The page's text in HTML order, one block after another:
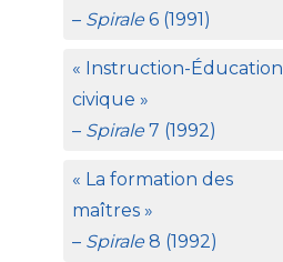
– Spirale6 (1991)
« Instruction-Éducation
civique »
– Spirale7 (1992)
« La formation des
maîtres »
– Spirale8 (1992)